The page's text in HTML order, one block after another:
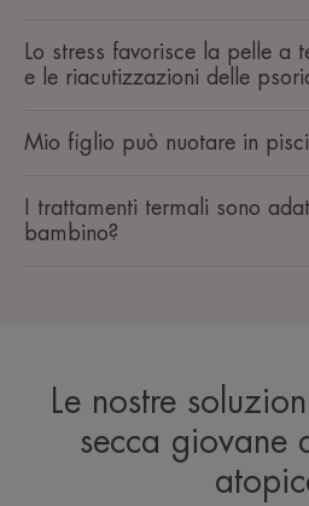
Lo stress favorisce la pelle a
e le riacutizzazioni delle
Mio figlio può nuotare in
I trattamenti termali sono
bambino?
Le nostre
secca giovane